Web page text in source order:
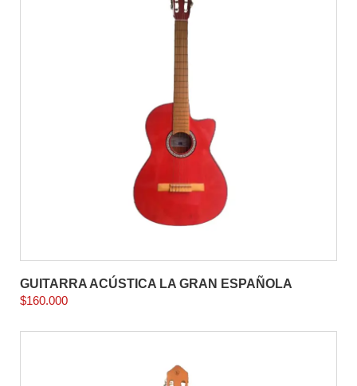
GUITARRA ACÚSTICA LA GRAN ESPAÑOLA
$160.000